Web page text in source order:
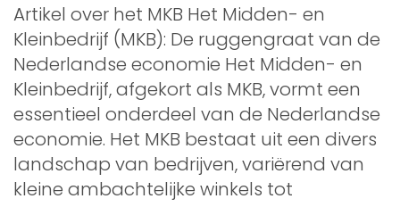
Artikel over het MKB Het Midden- en
Kleinbedrijf (MKB): De ruggengraat van de
Nederlandse economie Het Midden- en
Kleinbedrijf, afgekort als MKB, vormt een
essentieel onderdeel van de Nederlandse
economie. Het MKB bestaat uit een divers
landschap van bedrijven, variërend van
kleine ambachtelijke winkels tot